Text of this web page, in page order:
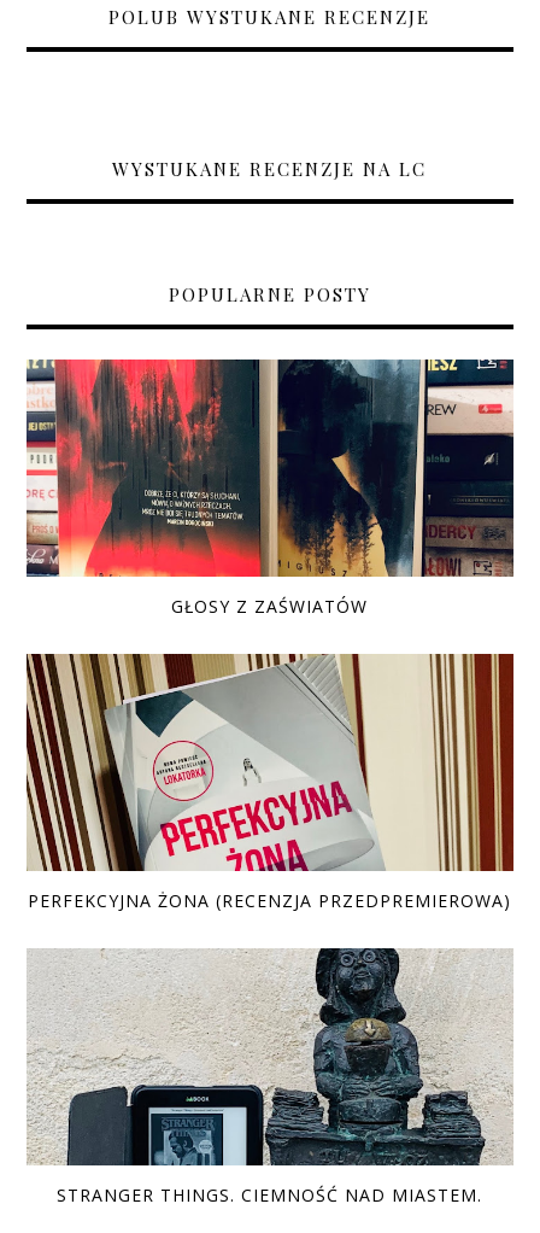
POLUB WYSTUKANE RECENZJE
WYSTUKANE RECENZJE NA LC
POPULARNE POSTY
GŁOSY Z ZAŚWIATÓW
PERFEKCYJNA ŻONA (RECENZJA PRZEDPREMIEROWA)
STRANGER THINGS. CIEMNOŚĆ NAD MIASTEM.